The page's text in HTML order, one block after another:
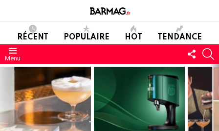
RÉCENT POPULAIRE HOT TENDANCE
Menu
NOUS
DERNIERS